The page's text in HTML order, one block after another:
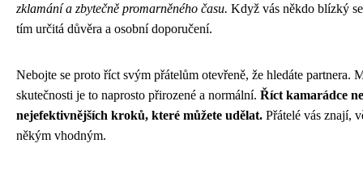
zklamání a zbytečně promarněného času. Když vás někdo blízký
tím určitá důvěra a osobní doporučení.
Nebojte se proto říct svým přátelům otevřeně, že hledáte
skutečnosti je to naprosto přirozené a normální. Říct kamarádce
nejefektivnějších kroků, které můžete udělat. Přátelé vás znají,
někým vhodným.